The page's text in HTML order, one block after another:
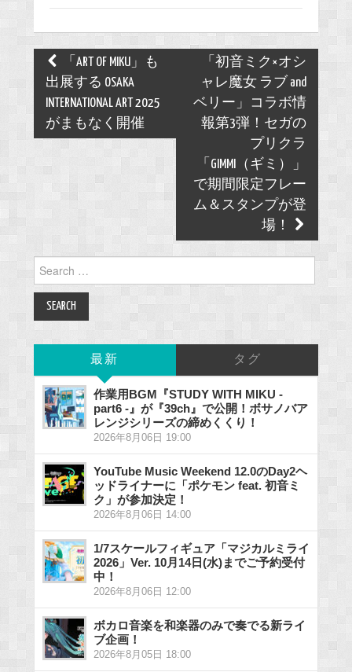
Post
navigation
「ART OF MIKU」も
出展する OSAKA
INTERNATIONAL ART 2025
がまもなく開催
「初音ミク×オシ
ャレ魔女 ラブ and
ベリー」コラボ情
報第3弾！セガの
プリクラ
「GIMMI（ギミ）」
で期間限定フレー
ム＆スタンプが登
場！
Search
for:
最新 タグ
作業用BGM『STUDY WITH MIKU -
part6 -』が『39ch』で公開！ボサノバア
レンジシリーズの締めくくり！
2026年8月06日 19:00
YouTube Music Weekend 12.0のDay2ヘ
ッドライナーに「ポケモン feat. 初音ミ
ク」が参加決定！
2026年8月06日 14:00
1/7スケールフィギュア「マジカルミライ
2026」Ver. 10月14日(水)までご予約受付
中！
2026年8月06日 12:00
ボカロ音楽を和楽器のみで奏でる新ライ
ブ企画！
2026年8月05日 18:00